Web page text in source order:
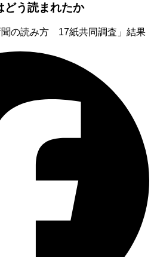
どう読まれたか
の読み方 17紙共同調査」結果